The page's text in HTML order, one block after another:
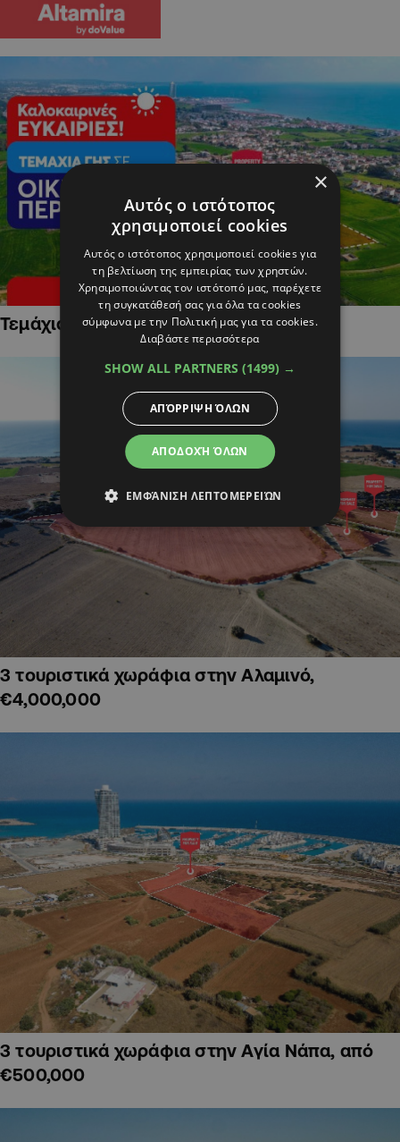
Τεμάχια Γης σε Οικιστικές Περιοχές
3 τουριστικά χωράφια στην Αλαμινό,
€4,000,000
3 τουριστικά χωράφια στην Αγία Νάπα, από
€500,000
×
Αυτός ο ιστότοπος
χρησιμοποιεί cookies
Αυτός ο ιστότοπος χρησιμοποιεί cookies για
τη βελτίωση της εμπειρίας των χρηστών.
Χρησιμοποιώντας τον ιστότοπό μας, παρέχετε
τη συγκατάθεσή σας για όλα τα cookies
σύμφωνα με την Πολιτική μας για τα cookies.
Διαβάστε περισσότερα
SHOW ALL PARTNERS (1499) →
ΑΠΟΔΟΧΉ ΌΛΩΝ
ΑΠΌΡΡΙΨΗ ΌΛΩΝ
ΕΜΦΆΝΙΣΗ ΛΕΠΤΟΜΕΡΕΙΏΝ